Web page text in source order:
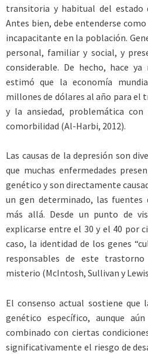
transitoria y habitual del estado
Antes bien, debe entenderse
incapacitante en la población.
personal, familiar y social, y
considerable. De hecho, hace
estimó que la economía
millones de dólares al año para el
y la ansiedad, problemática
comorbilidad (Al-Harbi, 2012).
Las causas de la depresión son
que muchas enfermedades
genético y son directamente
un gen determinado, las fuentes
más allá. Desde un punto de
explicarse entre el 30 y el 40 por
caso, la identidad de los genes
responsables de este
misterio (McIntosh, Sullivan y
El consenso actual sostiene que
genético específico, aunque
combinado con ciertas
significativamente el riesgo de